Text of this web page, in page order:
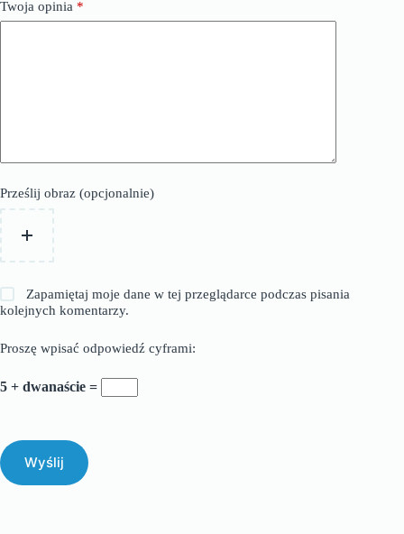
Twoja opinia *
Prześlij obraz (opcjonalnie)
Zapamiętaj moje dane w tej przeglądarce podczas pisania
kolejnych komentarzy.
Proszę wpisać odpowiedź cyframi:
5 + dwanaście =
Wyślij